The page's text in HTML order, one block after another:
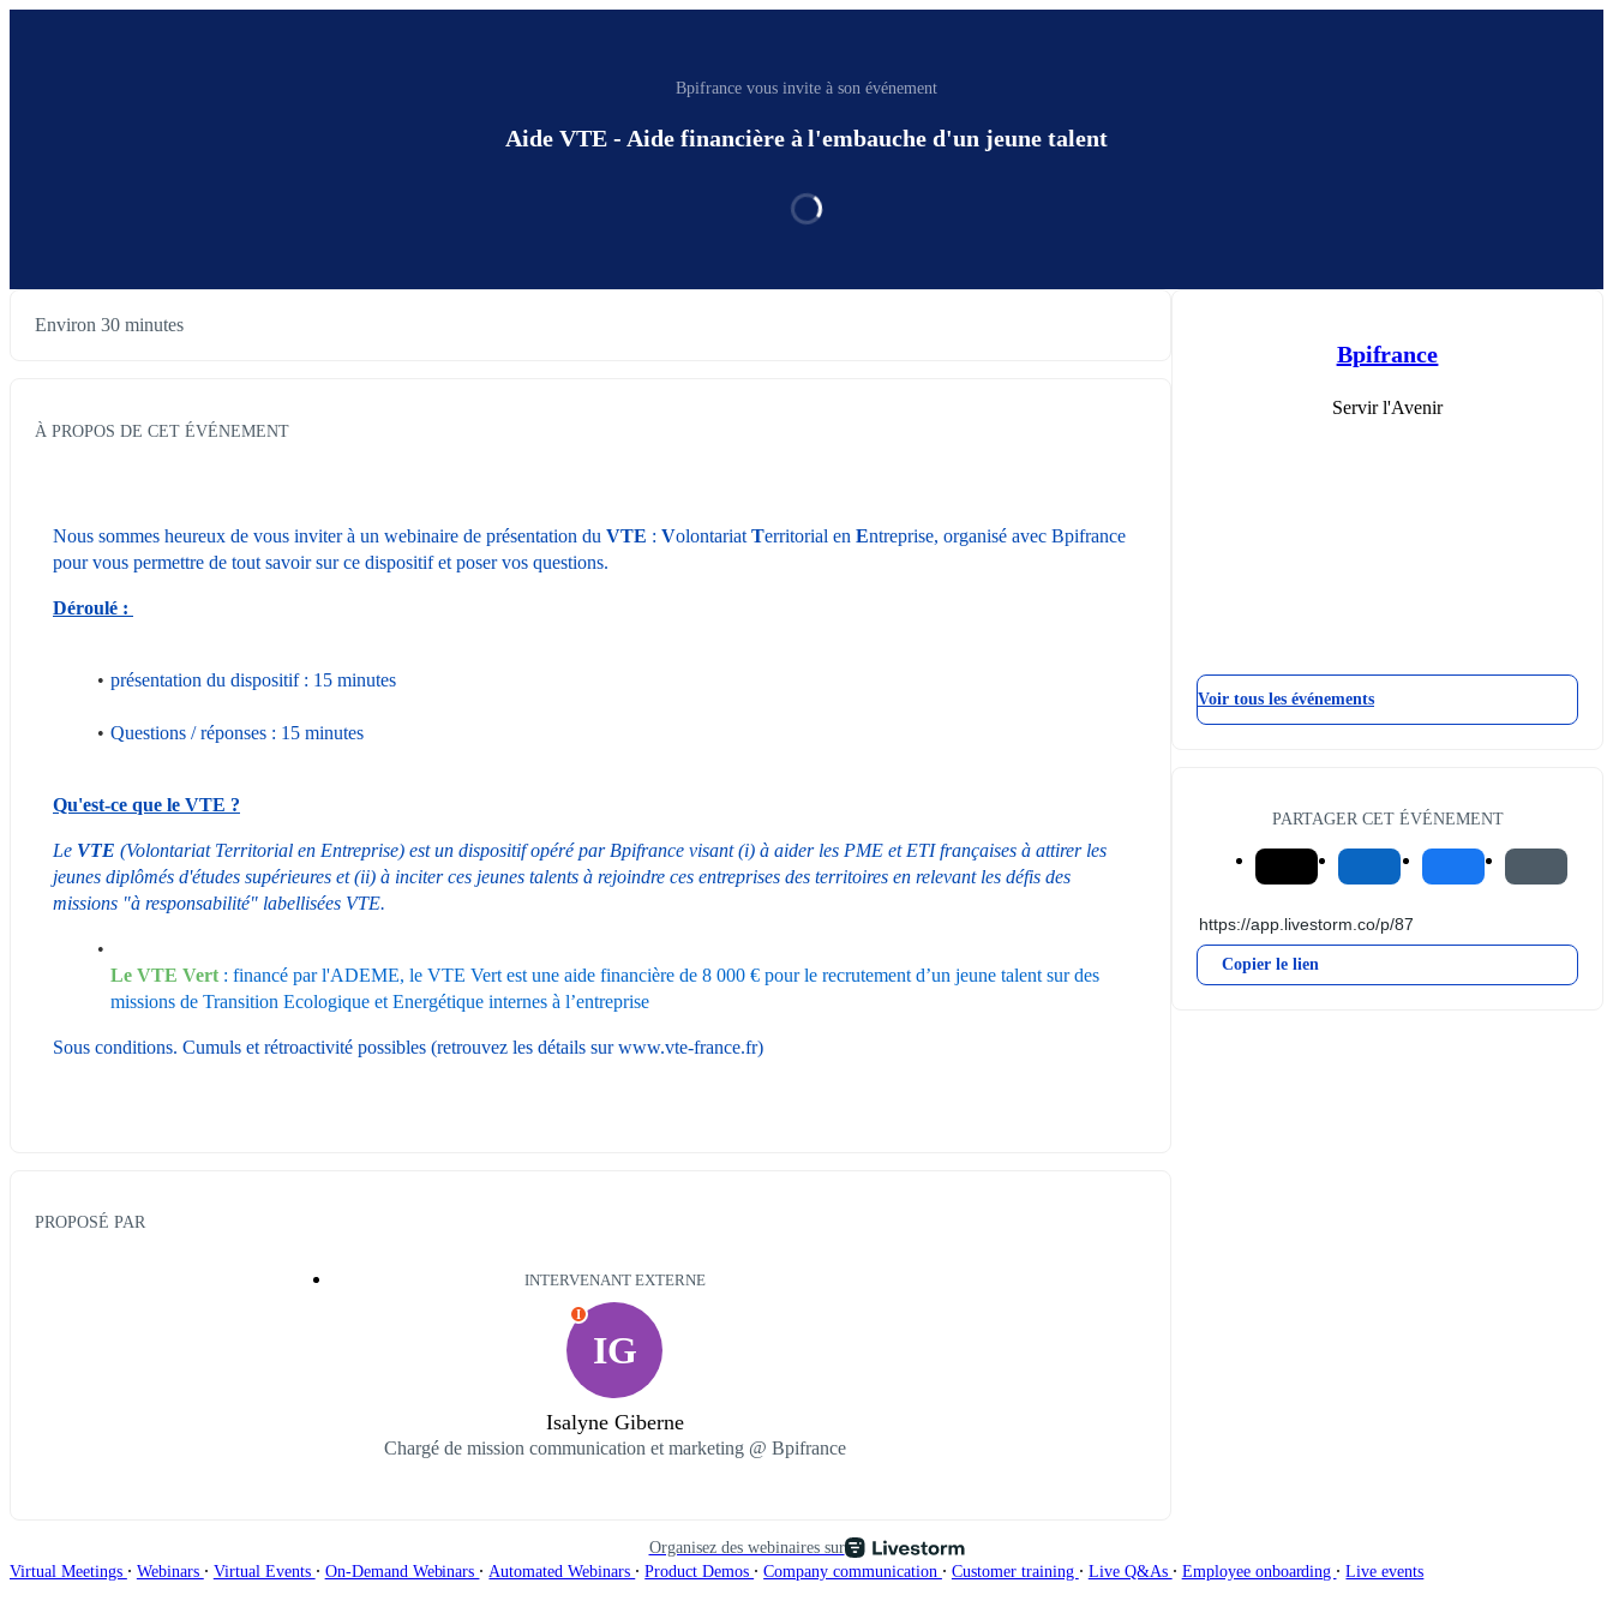
Bpifrance vous invite à son événement
Aide VTE - Aide financière à l'embauche d'un jeune talent
Environ 30 minutes
À PROPOS DE CET ÉVÉNEMENT
Nous sommes heureux de vous inviter à un webinaire de présentation du VTE : Volontariat Territorial en Entreprise, organisé avec Bpifrance
pour vous permettre de tout savoir sur ce dispositif et poser vos questions.
Déroulé :
présentation du dispositif : 15 minutes
Questions / réponses : 15 minutes
Qu'est-ce que le VTE ?
Le VTE (Volontariat Territorial en Entreprise) est un dispositif opéré par Bpifrance visant (i) à aider les PME et ETI françaises à attirer les
jeunes diplômés d'études supérieures et (ii) à inciter ces jeunes talents à rejoindre ces entreprises des territoires en relevant les défis des
missions "à responsabilité" labellisées VTE.
Le VTE Vert : financé par l'ADEME, le VTE Vert est une aide financière de 8 000 € pour le recrutement d’un jeune talent sur des
missions de Transition Ecologique et Energétique internes à l’entreprise
Sous conditions. Cumuls et rétroactivité possibles (retrouvez les détails sur www.vte-france.fr)
PROPOSÉ PAR
INTERVENANT EXTERNE
IG
I
Isalyne Giberne
Chargé de mission communication et marketing @ Bpifrance
Bpifrance
Servir l'Avenir
Voir tous les événements
PARTAGER CET ÉVÉNEMENT
Copier le lien
Organisez des webinaires sur
Virtual Meetings ∙ Webinars ∙ Virtual Events ∙ On-Demand Webinars ∙ Automated Webinars ∙ Product Demos ∙ Company communication ∙ Customer training ∙ Live Q&As ∙ Employee onboarding ∙ Live events